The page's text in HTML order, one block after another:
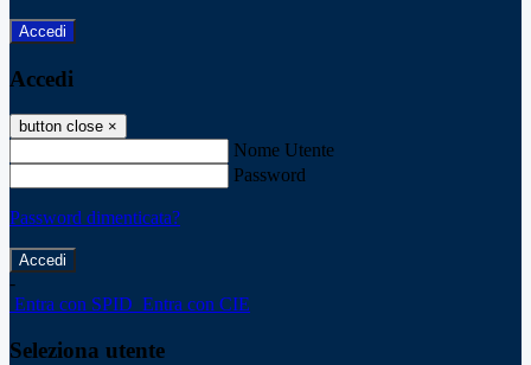
Accedi
Accedi
button close ×
Nome Utente
Password
Password dimenticata?
-
Entra con SPID Entra con CIE
Seleziona utente